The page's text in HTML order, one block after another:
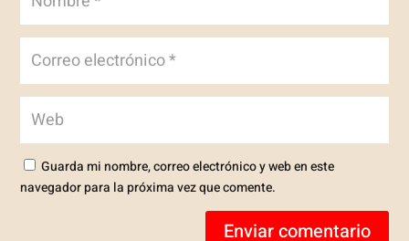
Guarda mi nombre, correo electrónico y web en este
navegador para la próxima vez que comente.
Enviar comentario